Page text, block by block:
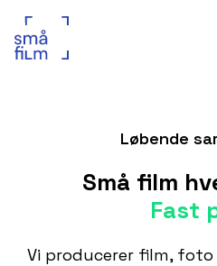
Løbende
Små film
Fast
Vi producerer film,